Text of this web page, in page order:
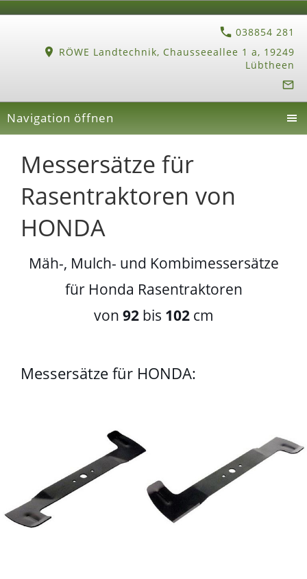
038854 281
RÖWE Landtechnik, Chausseeallee 1 a, 19249
Lübtheen
Navigation öffnen
Messersätze für
Rasentraktoren von
HONDA
Mäh-, Mulch- und Kombimessersätze
für Honda Rasentraktoren
von 92 bis 102cm
Messersätze für HONDA: